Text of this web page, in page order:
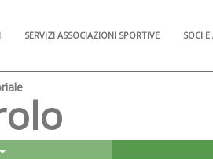
SERVIZI ASSOCIAZIONI SPORTIVE SOCI